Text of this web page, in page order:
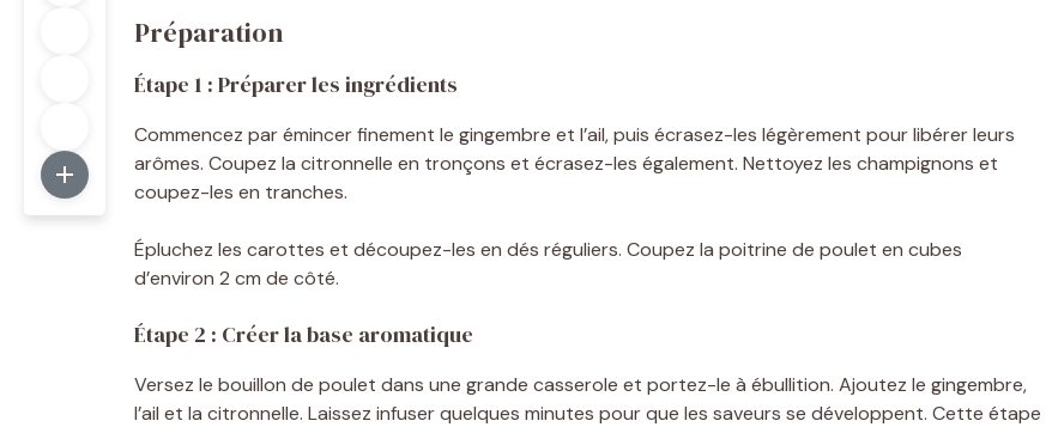
Préparation
Étape 1 : Préparer les ingrédients
Commencez par émincer finement le gingembre et l’ail, puis écrasez-les légèrement pour libérer leurs
arômes. Coupez la citronnelle en tronçons et écrasez-les également. Nettoyez les champignons et
coupez-les en tranches.
Épluchez les carottes et découpez-les en dés réguliers. Coupez la poitrine de poulet en cubes
d’environ 2 cm de côté.
Étape 2 : Créer la base aromatique
Versez le bouillon de poulet dans une grande casserole et portez-le à ébullition. Ajoutez le gingembre,
l’ail et la citronnelle. Laissez infuser quelques minutes pour que les saveurs se développent. Cette étape